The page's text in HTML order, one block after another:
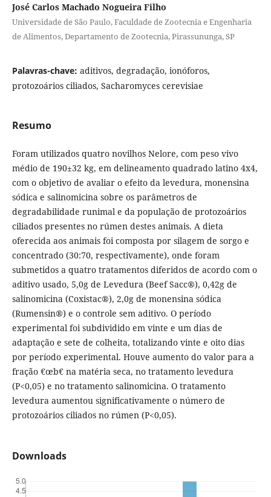
José Carlos Machado Nogueira Filho
Universidade de São Paulo, Faculdade de Zootecnia e Engenharia
de Alimentos, Departamento de Zootecnia, Pirassununga, SP
Palavras-chave: aditivos, degradação, ionóforos,
protozoários ciliados, Sacharomyces cerevisiae
Resumo
Foram utilizados quatro novilhos Nelore, com peso vivo
médio de 190±32 kg, em delineamento quadrado latino 4x4,
com o objetivo de avaliar o efeito da levedura, monensina
sódica e salinomicina sobre os parâmetros de
degradabilidade runimal e da população de protozoários
ciliados presentes no rúmen destes animais. A dieta
oferecida aos animais foi composta por silagem de sorgo e
concentrado (30:70, respectivamente), onde foram
submetidos a quatro tratamentos diferidos de acordo com o
aditivo usado, 5,0g de Levedura (Beef Sacc®), 0,42g de
salinomicina (Coxistac®), 2,0g de monensina sódica
(Rumensin®) e o controle sem aditivo. O período
experimental foi subdividido em vinte e um dias de
adaptação e sete de colheita, totalizando vinte e oito dias
por período experimental. Houve aumento do valor para a
fração €œb€ na matéria seca, no tratamento levedura
(P<0,05) e no tratamento salinomicina. O tratamento
levedura aumentou significativamente o número de
protozoários ciliados no rúmen (P<0,05).
Downloads